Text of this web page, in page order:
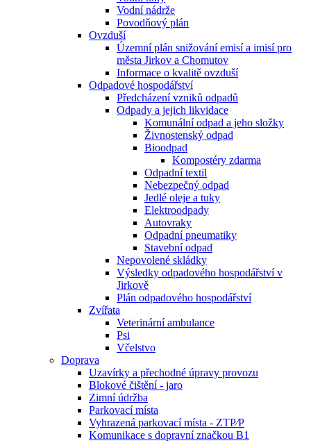
Vodní nádrže
Povodňový plán
Ovzduší
Územní plán snižování emisí a imisí pro
města Jirkov a Chomutov
Informace o kvalitě ovzduší
Odpadové hospodářství
Předcházení vzniků odpadů
Odpady a jejich likvidace
Komunální odpad a jeho složky
Živnostenský odpad
Bioodpad
Kompostéry zdarma
Odpadní textil
Nebezpečný odpad
Jedlé oleje a tuky
Elektroodpady
Autovraky
Odpadní pneumatiky
Stavební odpad
Nepovolené skládky
Výsledky odpadového hospodářství v
Jirkově
Plán odpadového hospodářství
Zvířata
Veterinární ambulance
Psi
Včelstvo
Doprava
Uzavírky a přechodné úpravy provozu
Blokové čištění - jaro
Zimní údržba
Parkovací místa
Vyhrazená parkovací místa - ZTP⁄P
Komunikace s dopravní značkou B1